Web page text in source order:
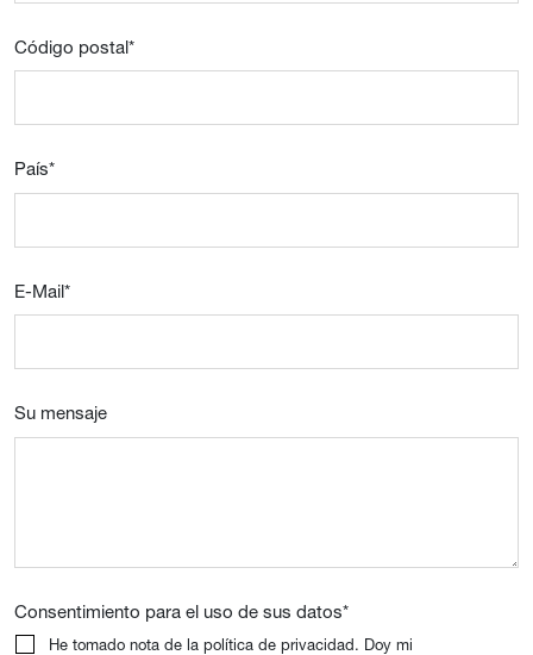
Código postal*
País*
E-Mail*
Su mensaje
Consentimiento para el uso de sus datos*
He tomado nota de la política de privacidad. Doy mi